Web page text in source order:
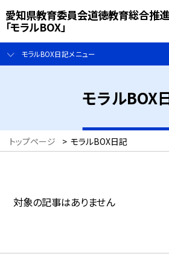
愛知県教育委員会道徳教育総合推
「モラルBOX」
モラルBOX日記メニュー
モラルBOX
トップページ > モラルBOX日記
対象の記事はありません